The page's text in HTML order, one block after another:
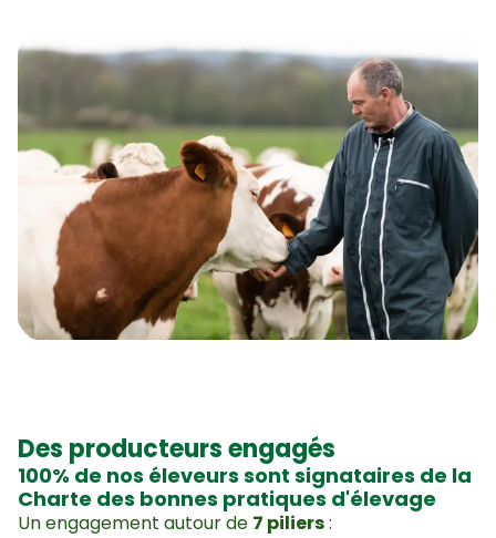
Des producteurs engagés
100% de nos éleveurs sont signataires de la
Charte des bonnes pratiques d'élevage
Un engagement autour de 7 piliers: